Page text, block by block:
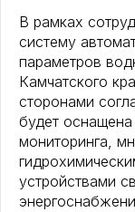
В рамках
систему
параметров
Камчатского
сторонами
будет
мониторинга,
устройствами